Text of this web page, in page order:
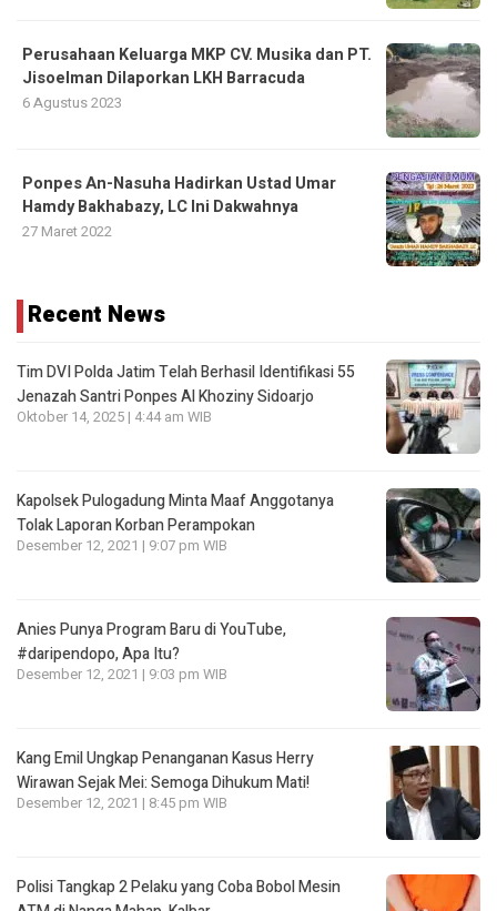
Perusahaan Keluarga MKP CV. Musika dan PT.
Jisoelman Dilaporkan LKH Barracuda
6 Agustus 2023
Ponpes An-Nasuha Hadirkan Ustad Umar
Hamdy Bakhabazy, LC Ini Dakwahnya
27 Maret 2022
Recent News
Tim DVI Polda Jatim Telah Berhasil Identifikasi 55
Jenazah Santri Ponpes Al Khoziny Sidoarjo
Oktober 14, 2025 | 4:44 am WIB
Kapolsek Pulogadung Minta Maaf Anggotanya
Tolak Laporan Korban Perampokan
Desember 12, 2021 | 9:07 pm WIB
Anies Punya Program Baru di YouTube,
#daripendopo, Apa Itu?
Desember 12, 2021 | 9:03 pm WIB
Kang Emil Ungkap Penanganan Kasus Herry
Wirawan Sejak Mei: Semoga Dihukum Mati!
Desember 12, 2021 | 8:45 pm WIB
Polisi Tangkap 2 Pelaku yang Coba Bobol Mesin